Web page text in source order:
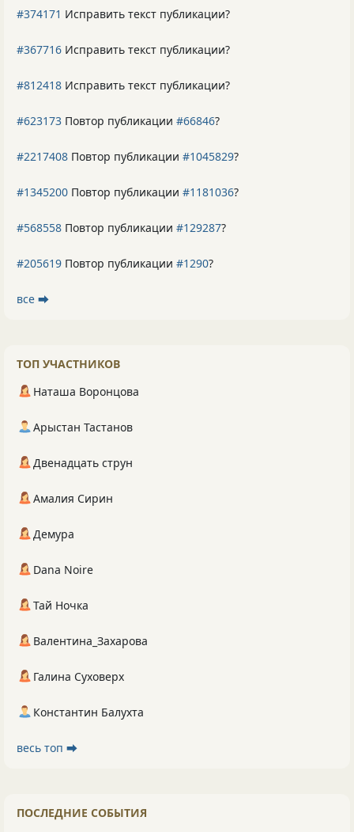
#374171 Исправить текст публикации?
#367716 Исправить текст публикации?
#812418 Исправить текст публикации?
#623173 Повтор публикации #66846?
#2217408 Повтор публикации #1045829?
#1345200 Повтор публикации #1181036?
#568558 Повтор публикации #129287?
#205619 Повтор публикации #1290?
все ⮕
ТОП УЧАСТНИКОВ
Наташа Воронцова
Арыстан Тастанов
Двенадцать струн
Амалия Сирин
Демура
Dana Noire
Тай Ночка
Валентина_Захарова
Галина Суховерх
Константин Балухта
весь топ ⮕
ПОСЛЕДНИЕ СОБЫТИЯ